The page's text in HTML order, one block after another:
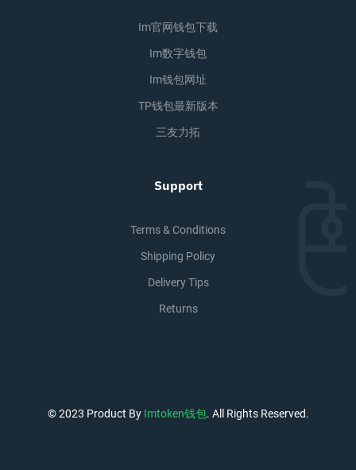
Im官网钱包下载
Im数字钱包
Im钱包网址
TP钱包最新版本
三友力拓
Support
Terms & Conditions
Shipping Policy
Delivery Tips
Returns
© 2023 Product By Imtoken钱包. All Rights Reserved.